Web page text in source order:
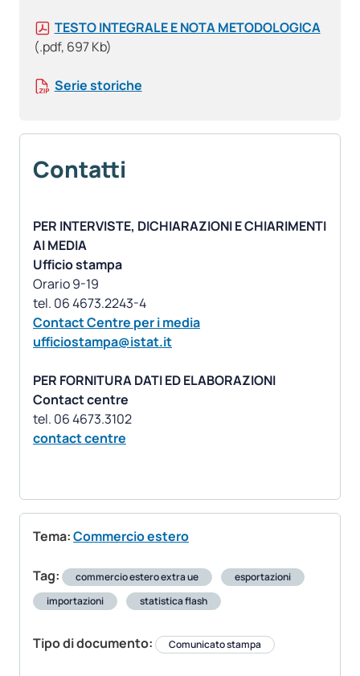
TESTO INTEGRALE E NOTA METODOLOGICA
(.pdf, 697 Kb)
Serie storiche
Contatti
PER INTERVISTE, DICHIARAZIONI E CHIARIMENTI
AI MEDIA
Ufficio stampa
Orario 9-19
Contact Centre per i media
ufficiostampa@istat.it
PER FORNITURA DATI ED ELABORAZIONI
Contact centre
contact centre
Tema:Commercio estero
Tag: commercio estero extra ue
esportazioni
importazioni
statistica flash
Tipo di documento: Comunicato stampa